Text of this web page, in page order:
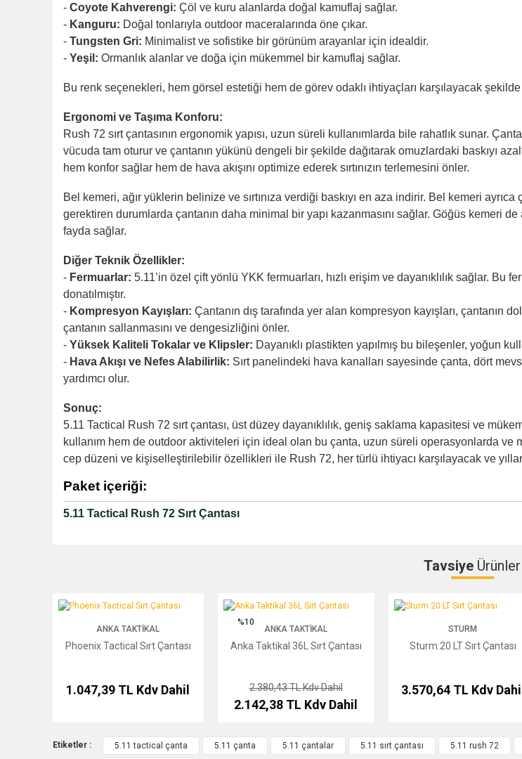
- Coyote Kahverengi: Çöl ve kuru alanlarda doğal kamuflaj sağlar.
- Kanguru: Doğal tonlarıyla outdoor maceralarında öne çıkar.
- Tungsten Gri: Minimalist ve sofistike bir görünüm arayanlar için idealdir.
- Yeşil: Ormanlık alanlar ve doğa için mükemmel bir kamuflaj sağlar.
Bu renk seçenekleri, hem görsel estetiği hem de görev odaklı ihtiyaçları karşılayacak şekilde
Ergonomi ve Taşıma Konforu:
Rush 72 sırt çantasının ergonomik yapısı, uzun süreli kullanımlarda bile rahatlık sunar.
vücuda tam oturur ve çantanın yükünü dengeli bir şekilde dağıtarak omuzlardaki baskıyı
hem konfor sağlar hem de hava akışını optimize ederek sırtınızın terlemesini önler.
Bel kemeri, ağır yüklerin belinize ve sırtınıza verdiği baskıyı en aza indirir. Bel kemeri
gerektiren durumlarda çantanın daha minimal bir yapı kazanmasını sağlar. Göğüs kemeri
fayda sağlar.
Diğer Teknik Özellikler:
- Fermuarlar: 5.11’in özel çift yönlü YKK fermuarları, hızlı erişim ve dayanıklılık sağlar. Bu
donatılmıştır.
- Kompresyon Kayışları: Çantanın dış tarafında yer alan kompresyon kayışları,
çantanın sallanmasını ve dengesizliğini önler.
- Yüksek Kaliteli Tokalar ve Klipsler: Dayanıklı plastikten yapılmış bu bileşenler, yoğun
- Hava Akışı ve Nefes Alabilirlik: Sırt panelindeki hava kanalları sayesinde çanta, dört
yardımcı olur.
Sonuç:
5.11 Tactical Rush 72 sırt çantası, üst düzey dayanıklılık, geniş saklama kapasitesi ve
kullanım hem de outdoor aktiviteleri için ideal olan bu çanta, uzun süreli operasyonlarda ve
cep düzeni ve kişiselleştirilebilir özellikleri ile Rush 72, her türlü ihtiyacı karşılayacak ve
Paket içeriği:
5.11 Tactical Rush 72 Sırt Çantası
Tavsiye Ürünler
Phoenix Tactical Sırt Çantası
ANKA TAKTIKAL
Phoenix Tactical Sırt Çantası
1.047,39 TL Kdv Dahil
Anka Taktikal 36L Sırt Çantası
%10
ANKA TAKTIKAL
Anka Taktikal 36L Sırt Çantası
2.380,43 TLKdv Dahil
2.142,38 TL Kdv Dahil
Sturm 20 LT Sırt Çantası
STURM
Sturm 20 LT Sırt Çantası
3.570,64 TL Kdv
Etiketler : 5.11 tactical çanta 5.11 çanta 5.11 çantalar 5.11 sırt çantası 5.11 rush 72